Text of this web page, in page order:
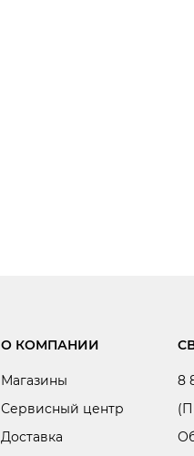
О КОМПАНИИ
Магазины
Сервисный центр
Доставка
8